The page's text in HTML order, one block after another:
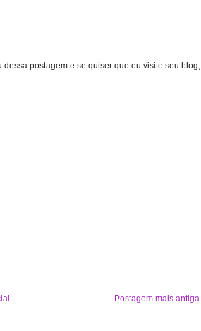
postagem e se quiser que eu visite seu blog,
Postagem mais antiga